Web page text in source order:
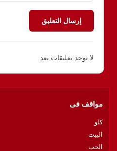
إرسال التعليق
لا توجد تعليقات بعد.
مواقف فى
كلو
البيت
الحب